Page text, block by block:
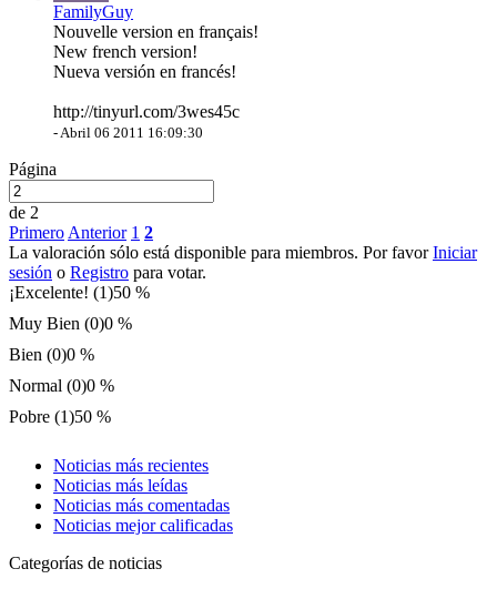
FamilyGuy
Nouvelle version en français!
New french version!
Nueva versión en francés!
http://tinyurl.com/3wes45c
- Abril 06 2011 16:09:30
Página
de 2
Primero Anterior 1 2
La valoración sólo está disponible para miembros. Por favorIniciar
sesión o Registro para votar.
¡Excelente! (1)50 %
Muy Bien (0)0 %
Bien (0)0 %
Normal (0)0 %
Pobre (1)50 %
Noticias más recientes
Noticias más leídas
Noticias más comentadas
Noticias mejor calificadas
Categorías de noticias